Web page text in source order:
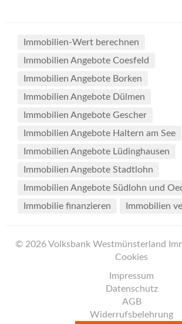
Immobilien-Wert berechnen
Immobilien Angebote Coesfeld
Immobilien Angebote Borken
Immobilien Angebote Dülmen
Immobilien Angebote Gescher
Immobilien Angebote Haltern am See
Immobilien Angebote Lüdinghausen
Immobilien Angebote Stadtlohn
Immobilien Angebote Südlohn und
Immobilie finanzieren
Immobilien
© 2026 Volksbank Westmünsterland
Cookies
Impressum
Datenschutz
AGB
Widerrufsbelehrung